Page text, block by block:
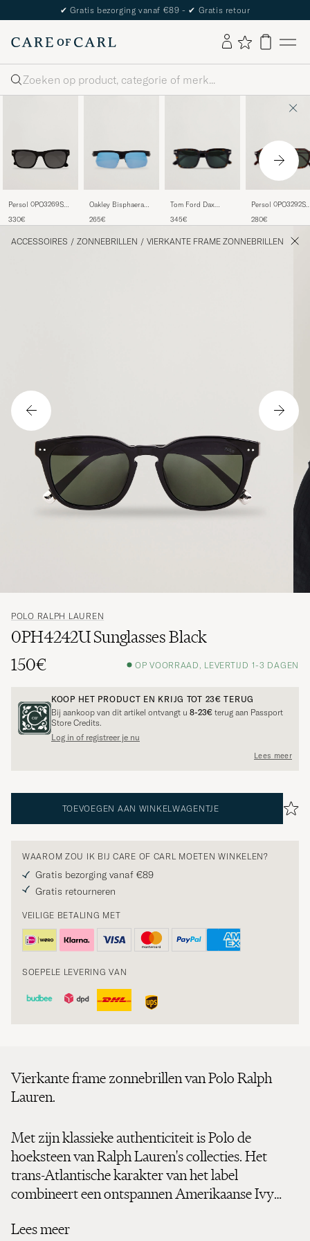
✔ Gratis bezorging vanaf €89 - ✔ Gratis retour
Zoeken
Persol 0PO3269S
330€
Oakley Bisphaera
Sunglasses Matte
265€
Tom Ford Dax
Havanna
345€
Persol 0PO3292S
Havana
280€
ACCESSOIRES / ZONNEBRILLEN / VIERKANTE FRAME ZONNEBRILLEN
POLO RALPH LAUREN
0PH4242U Sunglasses Black
150€
OP VOORRAAD, LEVERTIJD 1-3 DAGEN
KOOP HET PRODUCT EN KRIJG TOT 23€ TERUG
Bij aankoop van dit artikel ontvangt u 8-23€ terug aan Passport
Store Credits.
Log in of registreer je nu
Lees meer
TOEVOEGEN AAN WINKELWAGENTJE
WAAROM ZOU IK BIJ CARE OF CARL MOETEN WINKELEN?
Gratis bezorging vanaf €89
Gratis retourneren
VEILIGE BETALING MET
SOEPELE LEVERING VAN
Vierkante frame zonnebrillen van Polo Ralph
Lauren.
Met zijn klassieke authenticiteit is Polo de
hoeksteen van Ralph Lauren's collecties. Het
trans-Atlantische karakter van het label
combineert een ontspannen Amerikaanse Ivy
stijl en is de belichaming geworden van de preppy
Lees meer